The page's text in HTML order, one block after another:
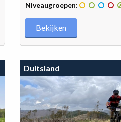
Niveaugroepen:
Bekijken
Duitsland